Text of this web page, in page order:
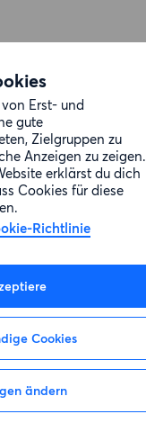
Erst- und
gute
Zielgruppen zu
Anzeigen zu zeigen.
erklärst du dich
Cookies für diese
Richtlinie
Cookies
ändern
auch
in 2 Minuten
starten!